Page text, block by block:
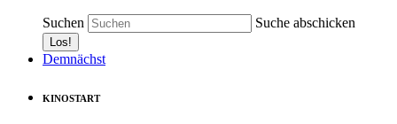
Suchen Suche abschicken
Demnächst
KINOSTART